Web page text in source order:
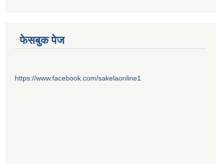
फेसबुक पेज
https://www.facebook.com/sakelaonline1